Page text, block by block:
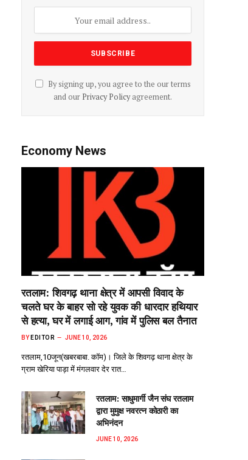
By signing up, you agree to the our terms
and our Privacy Policyagreement.
Economy News
रतलाम: शिवगढ़ थाना क्षेत्र में आपसी विवाद के
चलते घर के बाहर सो‌ रहे युवक की धारदार हथियार
से हत्या, घर में लगाई आग, गांव में पुलिस बल तैनात
BY EDITOR JUNE 10, 2026
रतलाम,10जून(खबरबाबा. कॉम)। जिले के शिवगढ़ थाना क्षेत्र के
ग्राम खेरिया पाड़ा में मंगलवार देर रात…
रतलाम: साधुमार्गी जैन संघ रतलाम
द्वारा मुमुक्ष नवरत्न कोठारी का
अभिनंदन
JUNE 10, 2026